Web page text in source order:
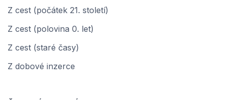
Z cest (počátek 21. století)
Z cest (polovina 0. let)
Z cest (staré časy)
Z dobové inzerce